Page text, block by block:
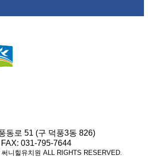
동로 51 (구 덕풍3동 826)
031-795-7644
니힐유치원 ALL RIGHTS RESERVED.